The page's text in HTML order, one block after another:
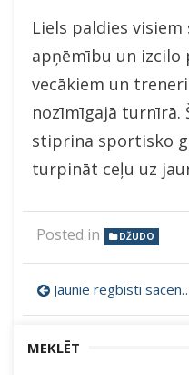
Liels paldies
apņēmību un izcilo
vecākiem un
nozīmīgajā turnīrā.
stiprina sportisko
turpināt ceļu uz
Posted in DŽUDO
Ziņu
izvēlne
Jaunie regbisti sacenšas Baldonē – Jūrmalas komanda izcīna 5. vietu
MEKLĒT